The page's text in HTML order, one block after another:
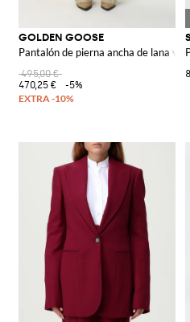
GOLDEN GOOSE
Pantalón de pierna ancha de lana
495,00 €
470,25 €
-5%